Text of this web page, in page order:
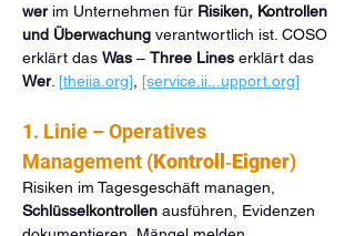
wer im Unternehmen für Risiken, Kontrollen
und Überwachung verantwortlich ist. COSO
erklärt das Was – Three Lines erklärt das
Wer. [theiia.org] [service.ii... upport.org]
1. Linie – Operatives
Management (Kontroll‑Eigner)
Risiken im Tagesgeschäft managen,
Schlüsselkontrollen ausführen, Evidenzen